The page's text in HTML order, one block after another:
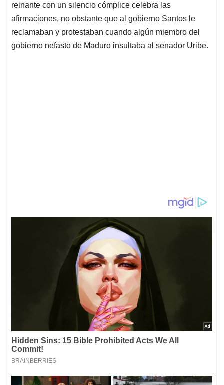
reinante con un silencio cómplice celebra las
afirmaciones, no obstante que al gobierno Santos le
reclamaban y protestaban cuando algún miembro del
gobierno nefasto de Maduro insultaba al senador Uribe.